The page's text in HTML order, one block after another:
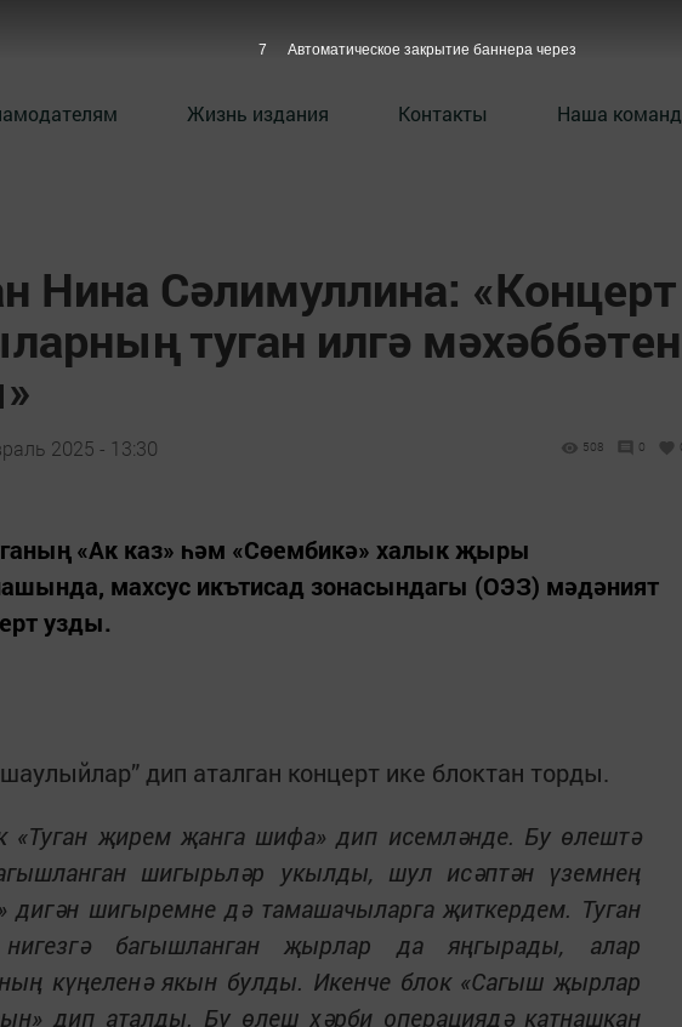
Жизнь издания Контакты Наша
Нина Сәлимуллина: «Концерт
туган илгә мәхәббәтен
2025 - 13:30 508 0
«Ак каз» һәм «Сөембикә» халык җыры
махсус икътисад зонасындагы (ОЭЗ) мәдәният
узды.
дип аталган концерт ике блоктан торды.
«Туган җирем җанга шифа» дип исемләнде. Бу өлештә
шигырьләр укылды, шул исәптән үземнең
дигән шигыремне дә тамашачыларга җиткердем. Туган
багышланган җырлар да яңгырады, алар
күңеленә якын булды. Икенче блок «Сагыш җырлар
дип аталды. Бу өлеш хәрби операциядә катнашкан
7 Автоматическое закрытие баннера через